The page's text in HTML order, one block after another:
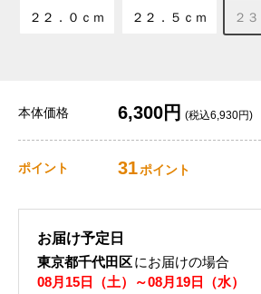
２２．０ｃｍ ２２．５ｃｍ ２
本体価格 6,300円 (税込6,930円)
ポイント 31ポイント
お届け予定日
東京都千代田区にお届けの場合
08月15日（土）～08月19日（水）